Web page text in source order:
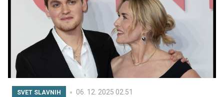
Spužijeva nepozabna pot na kopno.
SVET SLAVNIH 06. 12. 2025 02.51